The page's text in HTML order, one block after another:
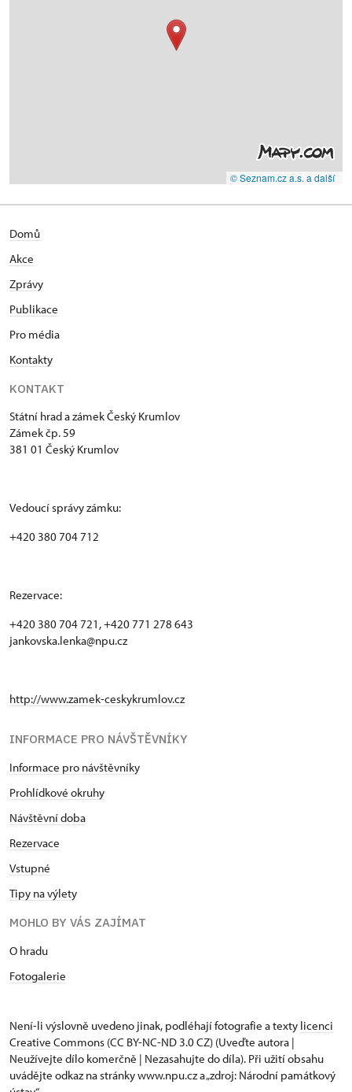
© Seznam.cz a.s. a další
Domů
Akce
Zprávy
Publikace
Pro média
Kontakty
KONTAKT
Státní hrad a zámek Český Krumlov
Zámek čp. 59
381 01 Český Krumlov
Vedoucí správy zámku:
+420 380 704 712
Rezervace:
+420 380 704 721, +420 771 278 643
jankovska.lenka@npu.cz
http://www.zamek-ceskykrumlov.cz
INFORMACE PRO NÁVŠTĚVNÍKY
Informace pro návštěvníky
Prohlídkové okruhy
Návštěvní doba
Rezervace
Vstupné
Tipy na výlety
MOHLO BY VÁS ZAJÍMAT
O hradu
Fotogalerie
Není-li výslovně uvedeno jinak, podléhají fotografie a texty licenci
Creative Commons (CC BY-NC-ND 3.0 CZ) (Uveďte autora |
Neužívejte dílo komerčně | Nezasahujte do díla). Při užití obsahu
uvádějte odkaz na stránky www.npu.cz a „zdroj: Národní památkový